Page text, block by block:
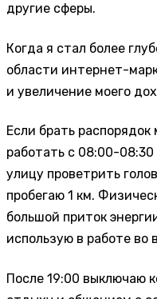
другие сферы.
Когда я стал более
области интернет-
и увеличение моего
Если брать
работать с 08:00-
улицу проветрить
пробегаю 1 км.
большой приток
использую в работе во
После 19:00 выключаю